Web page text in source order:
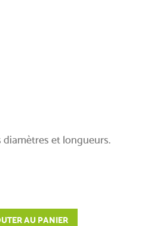
et longueurs.
AU PANIER